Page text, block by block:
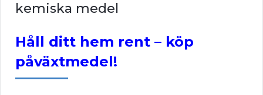
kemiska medel
Håll ditt hem rent – köp
påväxtmedel!